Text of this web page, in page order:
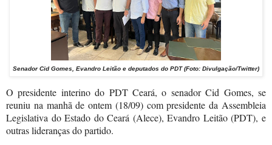
Senador Cid Gomes, Evandro Leitão e deputados do PDT(Foto: Divulgação/Twitter)
O presidente interino do PDT Ceará, o senador Cid Gomes, se
reuniu na manhã de ontem (18/09) com presidente da Assembleia
Legislativa do Estado do Ceará (Alece), Evandro Leitão (PDT), e
outras lideranças do partido.